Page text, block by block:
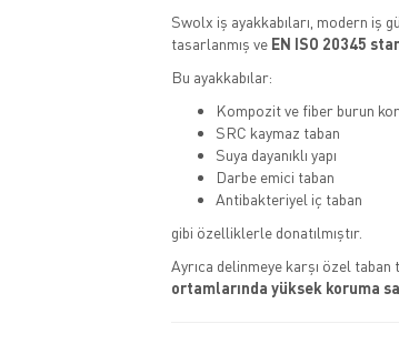
Swolx iş ayakkabıları, modern iş
tasarlanmış ve EN ISO 20345
Bu ayakkabılar:
Kompozit ve fiber burun
SRC kaymaz taban
Suya dayanıklı yapı
Darbe emici taban
Antibakteriyel iç taban
gibi özelliklerle donatılmıştır.
Ayrıca delinmeye karşı özel
ortamlarında yüksek koruma